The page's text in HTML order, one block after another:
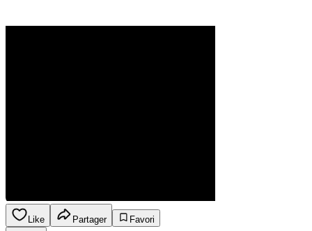
Like Partager
Favori